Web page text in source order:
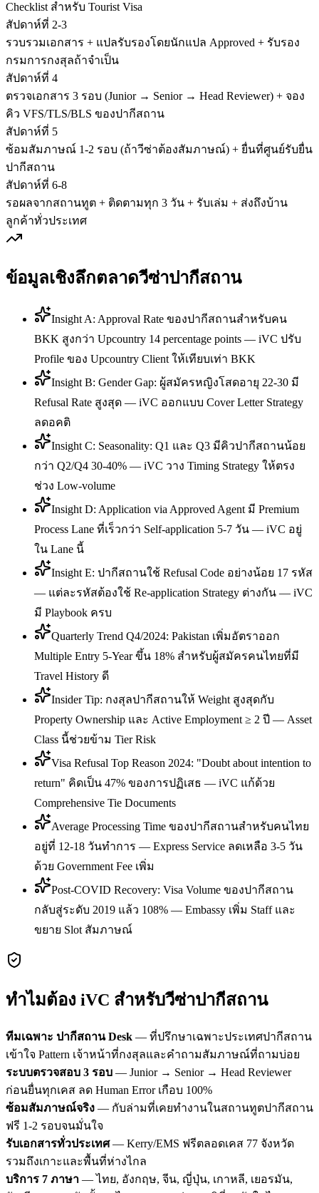
Checklist สำหรับ Tourist Visa
สัปดาห์ที่ 2-3
รวบรวมเอกสาร + แปลรับรองโดยนักแปล Approved + รับรอง
กรมการกงสุลถ้าจำเป็น
สัปดาห์ที่ 4
ตรวจเอกสาร 3 รอบ (Junior → Senior → Head Reviewer) + จอง
คิว VFS/TLS/BLS ของปากีสถาน
สัปดาห์ที่ 5
ซ้อมสัมภาษณ์ 1-2 รอบ (ถ้าวีซ่าต้องสัมภาษณ์) + ยื่นที่ศูนย์รับยื่น
ปากีสถาน
สัปดาห์ที่ 6-8
รอผลจากสถานทูต + ติดตามทุก 3 วัน + รับเล่ม + ส่งถึงบ้าน
ลูกค้าทั่วประเทศ
ข้อมูลเชิงลึกตลาดวีซ่าปากีสถาน
Insight A: Approval Rate ของปากีสถานสำหรับคน
BKK สูงกว่า Upcountry 14 percentage points — iVC ปรับ
Profile ของ Upcountry Client ให้เทียบเท่า BKK
Insight B: Gender Gap: ผู้สมัครหญิงโสดอายุ 22-30 มี
Refusal Rate สูงสุด — iVC ออกแบบ Cover Letter Strategy
ลดอคติ
Insight C: Seasonality: Q1 และ Q3 มีคิวปากีสถานน้อย
กว่า Q2/Q4 30-40% — iVC วาง Timing Strategy ให้ตรง
ช่วง Low-volume
Insight D: Application via Approved Agent มี Premium
Process Lane ที่เร็วกว่า Self-application 5-7 วัน — iVC อยู่
ใน Lane นี้
Insight E: ปากีสถานใช้ Refusal Code อย่างน้อย 17 รหัส
— แต่ละรหัสต้องใช้ Re-application Strategy ต่างกัน — iVC
มี Playbook ครบ
Quarterly Trend Q4/2024: Pakistan เพิ่มอัตราออก
Multiple Entry 5-Year ขึ้น 18% สำหรับผู้สมัครคนไทยที่มี
Travel History ดี
Insider Tip: กงสุลปากีสถานให้ Weight สูงสุดกับ
Property Ownership และ Active Employment ≥ 2 ปี — Asset
Class นี้ช่วยข้าม Tier Risk
Visa Refusal Top Reason 2024: "Doubt about intention to
return" คิดเป็น 47% ของการปฏิเสธ — iVC แก้ด้วย
Comprehensive Tie Documents
Average Processing Time ของปากีสถานสำหรับคนไทย
อยู่ที่ 12-18 วันทำการ — Express Service ลดเหลือ 3-5 วัน
ด้วย Government Fee เพิ่ม
Post-COVID Recovery: Visa Volume ของปากีสถาน
กลับสู่ระดับ 2019 แล้ว 108% — Embassy เพิ่ม Staff และ
ขยาย Slot สัมภาษณ์
ทำไมต้อง iVC สำหรับวีซ่าปากีสถาน
ทีมเฉพาะ ปากีสถานDesk — ที่ปรึกษาเฉพาะประเทศปากีสถาน
เข้าใจ Pattern เจ้าหน้าที่กงสุลและคำถามสัมภาษณ์ที่ถามบ่อย
ระบบตรวจสอบ 3 รอบ — Junior → Senior → Head Reviewer
ก่อนยื่นทุกเคส ลด Human Error เกือบ 100%
ซ้อมสัมภาษณ์จริง — กับล่ามที่เคยทำงานในสถานทูตปากีสถาน
ฟรี 1-2 รอบจนมั่นใจ
รับเอกสารทั่วประเทศ— Kerry/EMS ฟรีตลอดเคส 77 จังหวัด
รวมถึงเกาะและพื้นที่ห่างไกล
บริการ 7 ภาษา — ไทย, อังกฤษ, จีน, ญี่ปุ่น, เกาหลี, เยอรมัน,